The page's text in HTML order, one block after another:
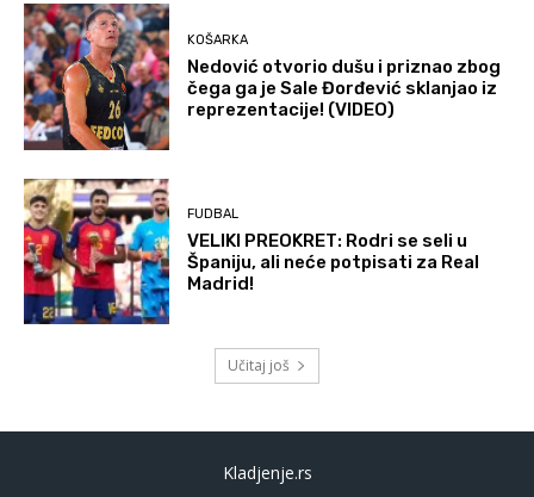
KOŠARKA
Nedović otvorio dušu i priznao zbog
čega ga je Sale Đorđević sklanjao iz
reprezentacije! (VIDEO)
FUDBAL
VELIKI PREOKRET: Rodri se seli u
Španiju, ali neće potpisati za Real
Madrid!
Učitaj još
Kladjenje.rs